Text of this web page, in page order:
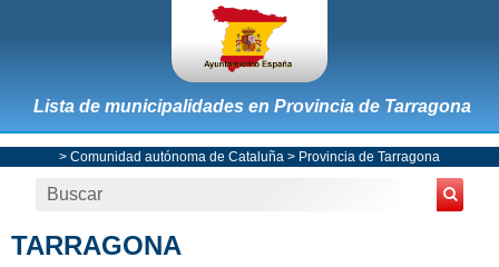
Lista de municipalidades en Provincia de Tarragona
> Comunidad autónoma de Cataluña > Provincia de Tarragona
TARRAGONA